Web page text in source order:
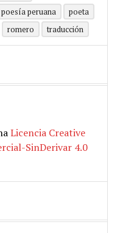
poesía peruana
poeta
romero traducción
Licencia Creative
SinDerivar 4.0